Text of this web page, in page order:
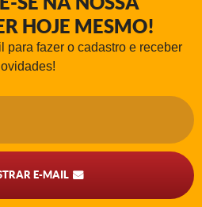
HOJE MESMO!
para fazer o cadastro e receber
E-MAIL